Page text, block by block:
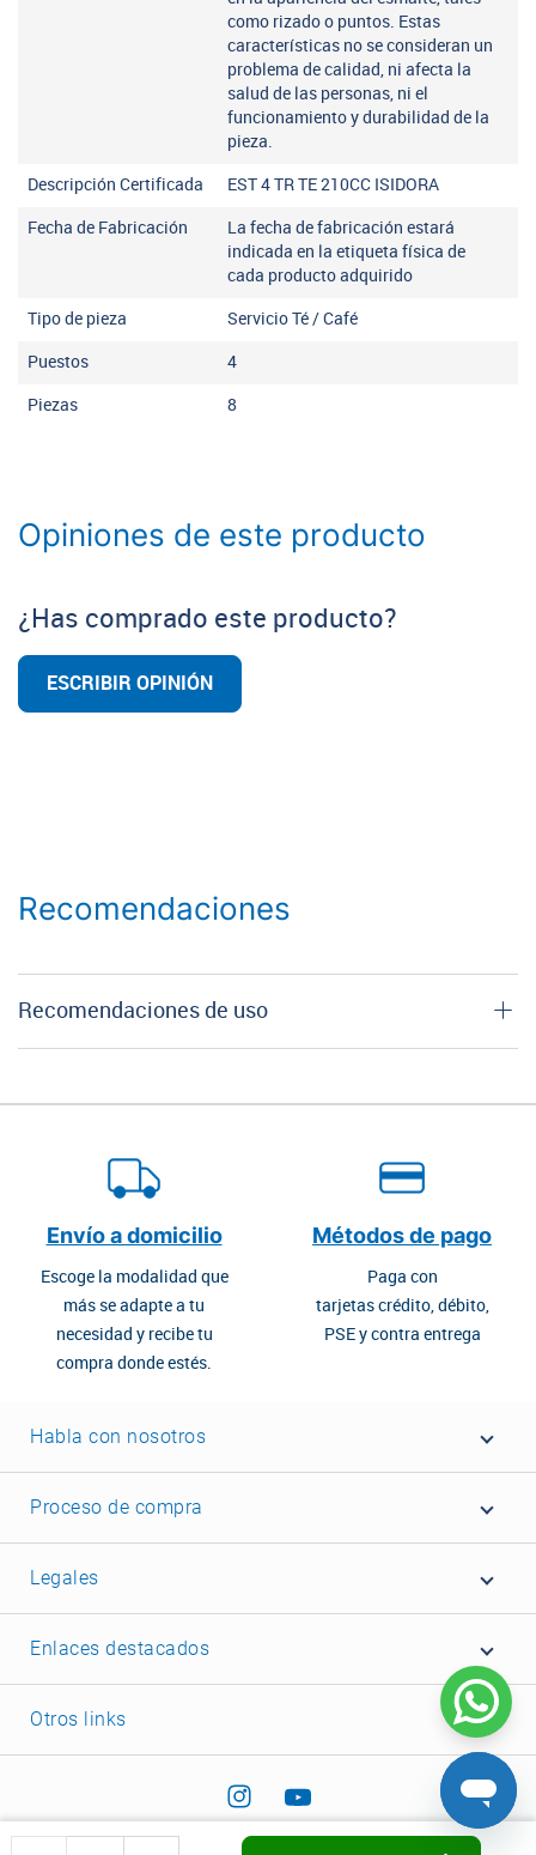
como rizado o puntos. Estas
características no se consideran un
problema de calidad, ni afecta la
salud de las personas, ni el
funcionamiento y durabilidad de la
pieza.
Descripción Certificada EST 4 TR TE 210CC ISIDORA
Fecha de Fabricación
La fecha de fabricación estará
indicada en la etiqueta física de
cada producto adquirido
Tipo de pieza Servicio Té / Café
Puestos 4
Piezas 8
Opiniones de este producto
¿Has comprado este producto?
ESCRIBIR OPINIÓN
Recomendaciones
Recomendaciones de uso
Envío a domicilio
Escoge la modalidad que
más se adapte a tu
necesidad y recibe tu
compra donde estés.
Métodos de pago
Paga con
tarjetas crédito, débito,
PSE y contra entrega
Habla con nosotros
Proceso de compra
Legales
Enlaces destacados
Otros links